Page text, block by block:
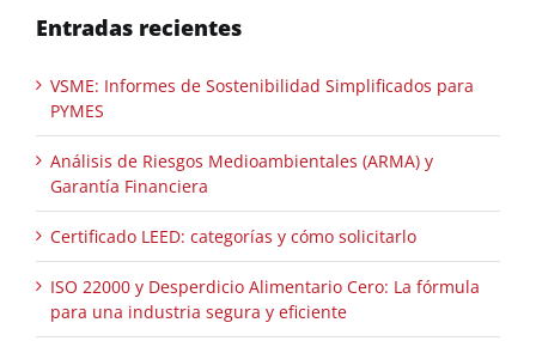
Entradas recientes
VSME: Informes de Sostenibilidad Simplificados para
PYMES
Análisis de Riesgos Medioambientales (ARMA) y
Garantía Financiera
Certificado LEED: categorías y cómo solicitarlo
ISO 22000 y Desperdicio Alimentario Cero: La fórmula
para una industria segura y eficiente